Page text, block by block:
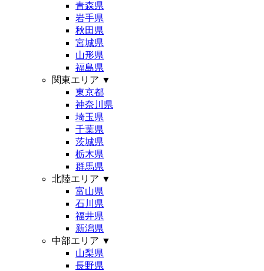
青森県
岩手県
秋田県
宮城県
山形県
福島県
関東エリア ▼
東京都
神奈川県
埼玉県
千葉県
茨城県
栃木県
群馬県
北陸エリア ▼
富山県
石川県
福井県
新潟県
中部エリア ▼
山梨県
長野県